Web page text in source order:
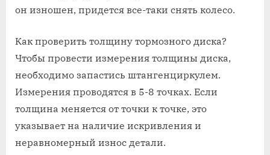
он изношен, придется все-таки снять колесо.
Как проверить толщину тормозного диска?
Чтобы провести измерения толщины диска,
необходимо запастись штангенциркулем.
Измерения проводятся в 5-8 точках. Если
толщина меняется от точки к точке, это
указывает на наличие искривления и
неравномерный износ детали.